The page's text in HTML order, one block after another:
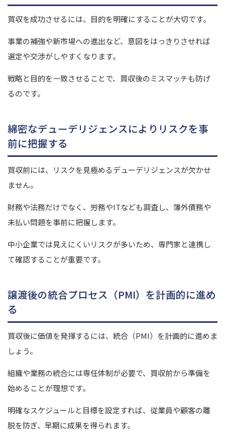
買収を成功させるには、目的を明確にすることが大切です。
事業の補強や新市場への進出など、意図をはっきりさせれば
選定や交渉がしやすくなります。
戦略と目的を一致させることで、買収後のミスマッチも防げ
るのです。
綿密なデューデリジェンスによりリスクを事
前に把握する
買収前には、リスクを見極めるデューデリジェンスが欠かせ
ません。
財務や法務だけでなく、労務やITなども調査し、簿外債務や
未払い問題を事前に把握します。
中小企業では見えにくいリスクが多いため、専門家と連携し
て確認することが重要です。
譲渡後の統合プロセス（PMI）を計画的に進め
る
買収後に価値を発揮するには、統合（PMI）を計画的に進めま
しょう。
組織や業務の統合には専任体制が必要で、買収前から準備を
始めることが理想です。
明確なスケジュールと目標を設定すれば、従業員や顧客の離
脱を防ぎ、早期に成果を得られます。